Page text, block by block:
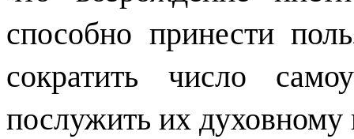
способно принести
сократить число
послужить их